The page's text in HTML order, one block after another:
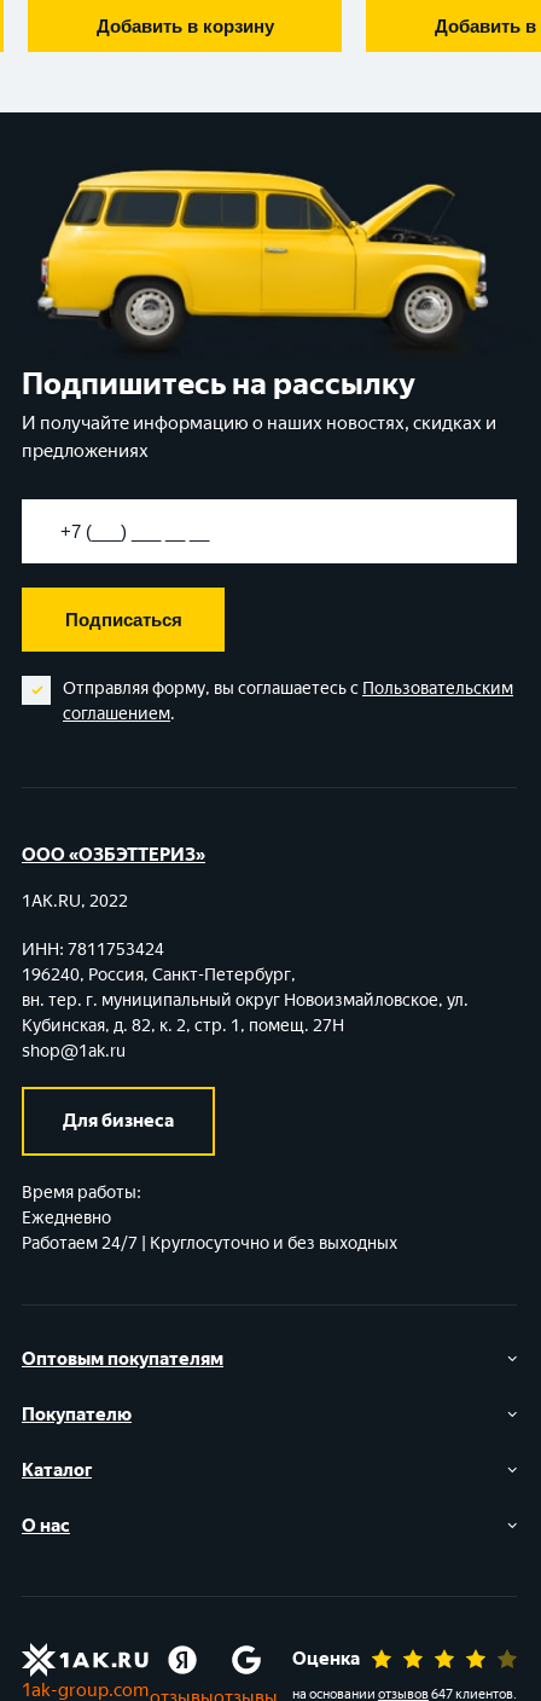
Добавить в корзину Добавить в
Подпишитесь на рассылку
И получайте информацию о наших новостях, скидках и
предложениях
Подписаться
Отправляя форму, вы соглашаетесь с Пользовательским
соглашением.
Оптовым покупателям
Покупателю
Каталог
О нас
ООО «ОЗБЭТТЕРИЗ»
1AK.RU, 2022
ИНН: 7811753424
196240, Россия, Санкт-Петербург,
вн. тер. г. муниципальный округ Новоизмайловское, ул.
Кубинская, д. 82, к. 2, стр. 1, помещ. 27Н
shop@1ak.ru
Для бизнеса
Время работы:
Ежедневно
Работаем 24/7 | Круглосуточно и без выходных
1ak-group.com
Оценка
на основании отзывов647 клиентов.